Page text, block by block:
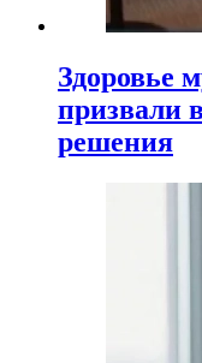
Здоровье
призвали
решения